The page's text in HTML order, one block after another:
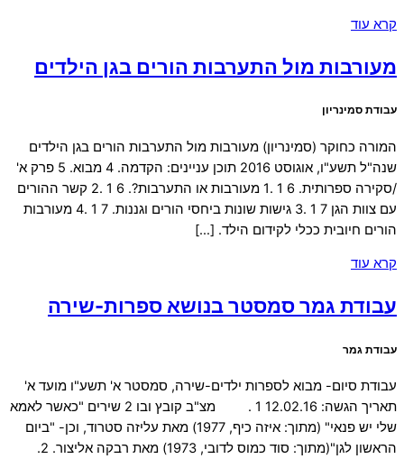
קרא עוד
מעורבות מול התערבות הורים בגן הילדים
עבודת סמינריון
המורה כחוקר (סמינריון) מעורבות מול התערבות הורים בגן הילדים
שנה"ל תשע"ו, אוגוסט 2016 תוכן עניינים: הקדמה. 4 מבוא. 5 פרק א'
/סקירה ספרותית. 6 1 .1 מעורבות או התערבות?. 6 1 .2 קשר ההורים
עם צוות הגן 7 1 .3 גישות שונות ביחסי הורים וגננות. 7 1 .4 מעורבות
הורים חיובית ככלי לקידום הילד. […]
קרא עוד
עבודת גמר סמסטר בנושא ספרות-שירה
עבודת גמר
עבודת סיום- מבוא לספרות ילדים-שירה, סמסטר א' תשע"ו מועד א'
תאריך הגשה: 12.02.16 1 . מצ"ב קובץ ובו 2 שירים "כאשר לאמא
שלי יש פנאי" (מתוך: איזה כיף, 1977) מאת עליזה סטרוד, וכן- "ביום
הראשון לגן"(מתוך: סוד כמוס לדובי, 1973) מאת רבקה אליצור. 2.